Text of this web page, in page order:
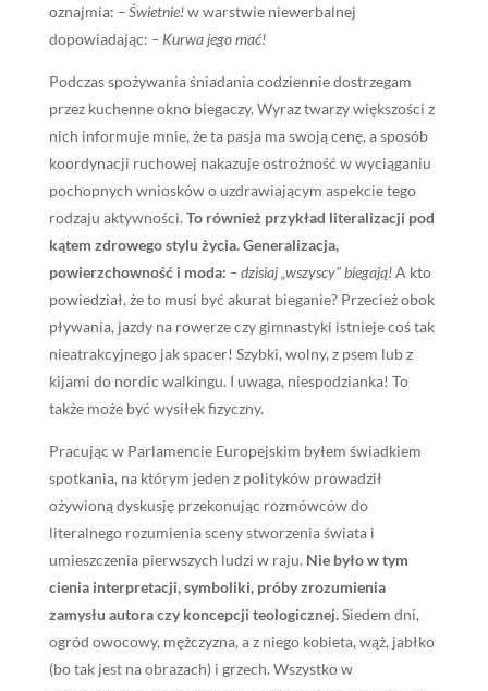
oznajmia: – Świetnie!w warstwie niewerbalnej
dopowiadając: – Kurwa jego mać!
Podczas spożywania śniadania codziennie dostrzegam
przez kuchenne okno biegaczy. Wyraz twarzy większości z
nich informuje mnie, że ta pasja ma swoją cenę, a sposób
koordynacji ruchowej nakazuje ostrożność w wyciąganiu
pochopnych wniosków o uzdrawiającym aspekcie tego
rodzaju aktywności. To również przykład literalizacji pod
kątem zdrowego stylu życia. Generalizacja,
powierzchowność i moda: – dzisiaj „wszyscy” biegają!A kto
powiedział, że to musi być akurat bieganie? Przecież obok
pływania, jazdy na rowerze czy gimnastyki istnieje coś tak
nieatrakcyjnego jak spacer! Szybki, wolny, z psem lub z
kijami do nordic walkingu. I uwaga, niespodzianka! To
także może być wysiłek fizyczny.
Pracując w Parlamencie Europejskim byłem świadkiem
spotkania, na którym jeden z polityków prowadził
ożywioną dyskusję przekonując rozmówców do
literalnego rozumienia sceny stworzenia świata i
umieszczenia pierwszych ludzi w raju. Nie było w tym
cienia interpretacji, symboliki, próby zrozumienia
zamysłu autora czy koncepcji teologicznej.Siedem dni,
ogród owocowy, mężczyzna, a z niego kobieta, wąż, jabłko
(bo tak jest na obrazach) i grzech. Wszystko w